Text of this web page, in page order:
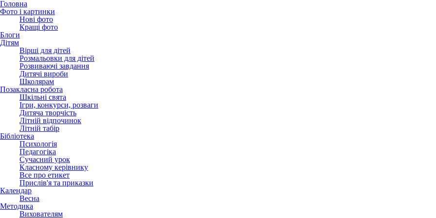
Головна
Фото і картинки
Нові фото
Кращі фото
Блоги
Дітям
Вірші для дітей
Розмальовки для дітей
Розвиваючі завдання
Дитячі вироби
Школярам
Позакласна робота
Шкільні свята
Ігри, конкурси, розваги
Дитяча творчість
Літній відпочинок
Літній табір
Бібліотека
Психологія
Педагогіка
Сучасний урок
Класному керівнику
Все про етикет
Прислів'я та приказки
Календар
Весна
Методика
Вихователям